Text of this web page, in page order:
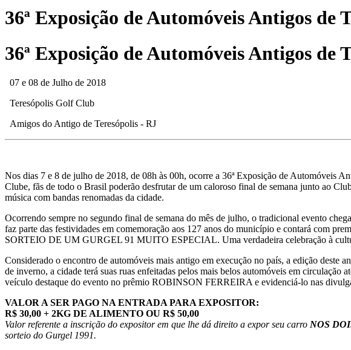
36ª Exposição de Automóveis Antigos de
36ª Exposição de Automóveis Antigos de
07 e 08 de Julho de 2018
Teresópolis Golf Club
Amigos do Antigo de Teresópolis - RJ
Nos dias 7 e 8 de julho de 2018, de 08h às 00h, ocorre a 36ª Exposição de Automóveis
Clube, fãs de todo o Brasil poderão desfrutar de um caloroso final de semana junto ao
música com bandas renomadas da cidade.
Ocorrendo sempre no segundo final de semana do mês de julho, o tradicional evento
faz parte das festividades em comemoração aos 127 anos do município e contará com
SORTEIO DE UM GURGEL 91 MUITO ESPECIAL. Uma verdadeira celebração à
Considerado o encontro de automóveis mais antigo em execução no país, a edição deste
de inverno, a cidade terá suas ruas enfeitadas pelos mais belos automóveis em
veículo destaque do evento no prêmio ROBINSON FERREIRA e evidenciá-lo nas
VALOR A SER PAGO NA ENTRADA PARA EXPOSITOR:
R$ 30,00 + 2KG DE ALIMENTO OU R$ 50,00
Valor referente a inscrição do expositor em que lhe dá direito a expor seu carro NOS
sorteio do Gurgel 1991.